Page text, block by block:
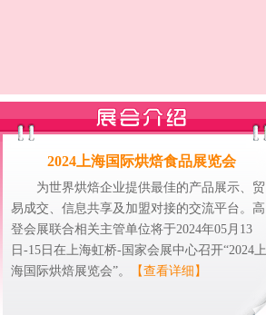
2024上海国际烘焙食品展览会
为世界烘焙企业提供最佳的产品展示、贸
易成交、信息共享及加盟对接的交流平台。高
登会展联合相关主管单位将于2024年05月13
日-15日在上海虹桥-国家会展中心召开“2024上
海国际烘焙展览会”。
【查看详细】